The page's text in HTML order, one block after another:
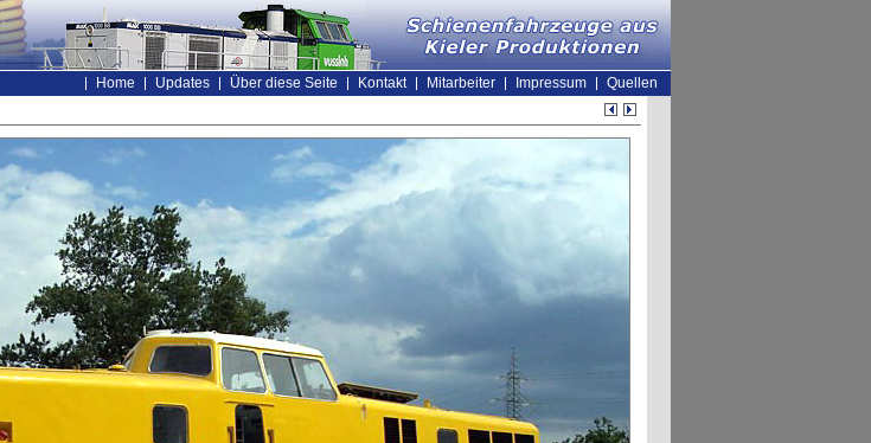
Home Updates Über diese Seite Kontakt Mitarbeiter Impressum
Quellen